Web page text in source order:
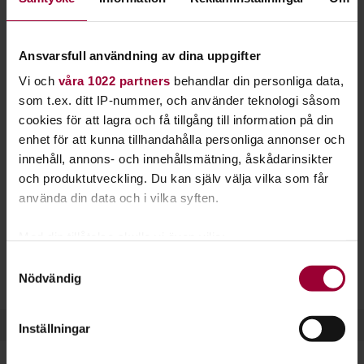
Ansvarsfull användning av dina uppgifter
Vi och våra 1022 partners behandlar din personliga data,
som t.ex. ditt IP-nummer, och använder teknologi såsom
cookies för att lagra och få tillgång till information på din
enhet för att kunna tillhandahålla personliga annonser och
innehåll, annons- och innehållsmätning, åskådarinsikter
och produktutveckling. Du kan själv välja vilka som får
använda din data och i vilka syften.
som kan ha en noggrannhet på upp till flera meter
Ta reda på mer om hur dina personliga uppgifter
Nödvändig
Inställningar
funktionerna.
IT för nybörjare kan handla om att du lär dig hantera din
dator från grunden eller att surfa på internet. Men du har
också möjlighet att lära dig att hantera din surfplatta eller
smartphone bättre.
Idag sker den tekniska utvecklingen mycket snabbt och att
hålla jämna steg kan vara svårt. Genom att förstå de
SeniorNet
, där seniorer lär ut IT till andra seniorer.